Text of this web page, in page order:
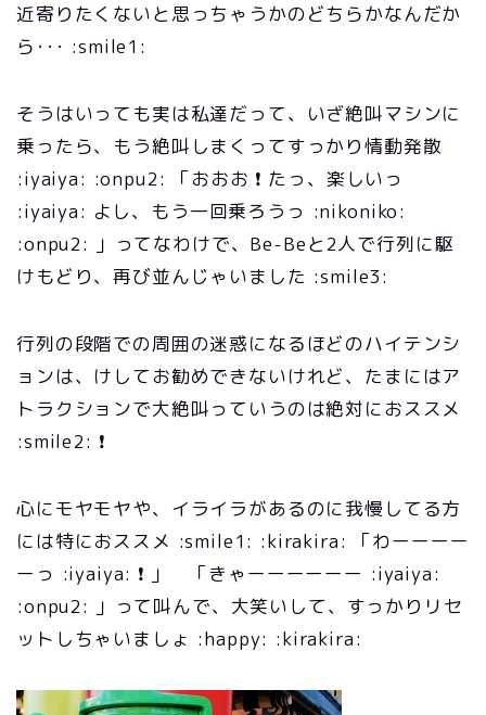
近寄りたくないと思っちゃうかのどちらかなんだか
ら･･･ :smile1:
そうはいっても実は私達だって、いざ絶叫マシンに
乗ったら、もう絶叫しまくってすっかり情動発散
:iyaiya: :onpu2: 「おおお ❗ たっ、楽しいっ
:iyaiya: よし、もう一回乗ろうっ :nikoniko:
:onpu2: 」ってなわけで、Be-Beと2人で行列に駆
けもどり、再び並んじゃいました :smile3:
行列の段階での周囲の迷惑になるほどのハイテンシ
ョンは、けしてお勧めできないけれど、たまにはア
トラクションで大絶叫っていうのは絶対におススメ
:smile2: ❗
心にモヤモヤや、イライラがあるのに我慢してる方
には特におススメ :smile1: :kirakira: 「わーーーー
ーっ :iyaiya: ❗ 」 「きゃーーーーーー :iyaiya:
:onpu2: 」って叫んで、大笑いして、すっかりリセ
ットしちゃいましょ :happy: :kirakira: